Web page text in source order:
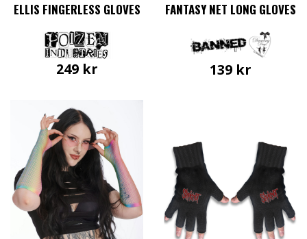
ELLIS FINGERLESS GLOVES
249 kr
FANTASY NET LONG GLOVES
139 kr